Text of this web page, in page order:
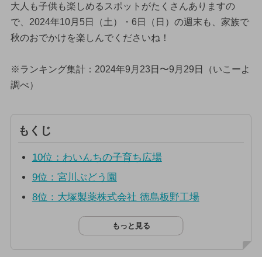
大人も子供も楽しめるスポットがたくさんありますの
で、2024年10月5日（土）・6日（日）の週末も、家族で
秋のおでかけを楽しんでくださいね！
※ランキング集計：2024年9月23日〜9月29日（いこーよ
調べ）
もくじ
10位：わいんちの子育ち広場
9位：宮川ぶどう園
8位：大塚製薬株式会社 徳島板野工場
もっと見る